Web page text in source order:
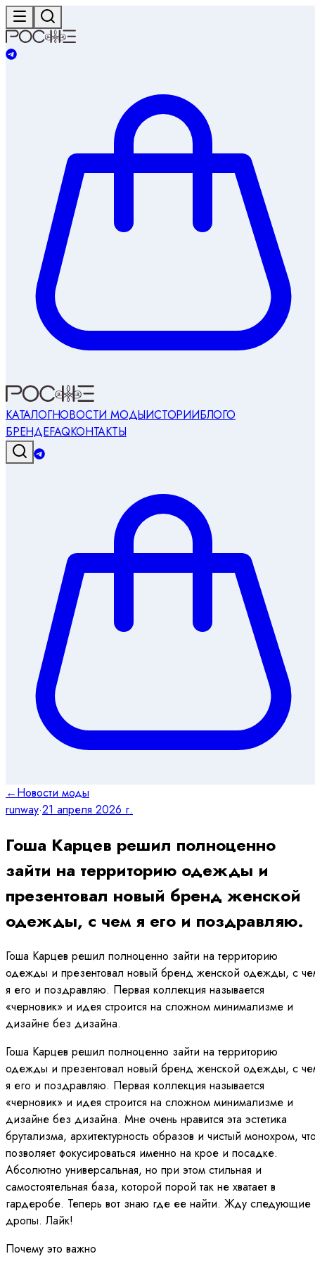
КАТАЛОГНОВОСТИ МОДЫИСТОРИИБЛОГО
БРЕНДЕFAQКОНТАКТЫ
←Новости моды
runway·21 апреля 2026 г.
Гоша Карцев решил полноценно
зайти на территорию одежды и
презентовал новый бренд женской
одежды, с чем я его и поздравляю.
Гоша Карцев решил полноценно зайти на территорию
одежды и презентовал новый бренд женской одежды, с
я его и поздравляю. Первая коллекция называется
«черновик» и идея строится на сложном минимализме и
дизайне без дизайна.
Гоша Карцев решил полноценно зайти на территорию
одежды и презентовал новый бренд женской одежды, с
я его и поздравляю. Первая коллекция называется
«черновик» и идея строится на сложном минимализме и
дизайне без дизайна. Мне очень нравится эта эстетика
брутализма, архитектурность образов и чистый монохром,
позволяет фокусироваться именно на крое и посадке.
Абсолютно универсальная, но при этом стильная и
самостоятельная база, которой порой так не хватает в
гардеробе. Теперь вот знаю где ее найти. Жду следующие
дропы. Лайк!
Почему это важно